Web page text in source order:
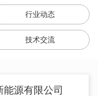
行业动态
技术交流
源有限公司